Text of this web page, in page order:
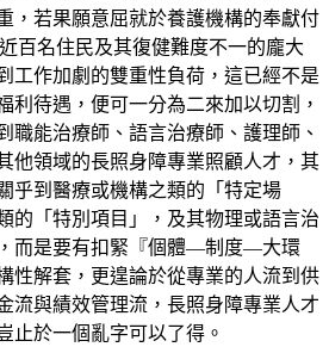
，若果願意屈就於養護機構的奉獻付
百名住民及其復健難度不一的龐大
工作加劇的雙重性負荷，這已經不是
利待遇，便可一分為二來加以切割，
職能治療師、語言治療師、護理師、
他領域的長照身障專業照顧人才，其
乎到醫療或機構之類的「特定場
的「特別項目」，及其物理或語言治
而是要有扣緊『個體—制度—大環
性解套，更遑論於從專業的人流到供
流與績效管理流，長照身障專業人才
止於一個亂字可以了得。